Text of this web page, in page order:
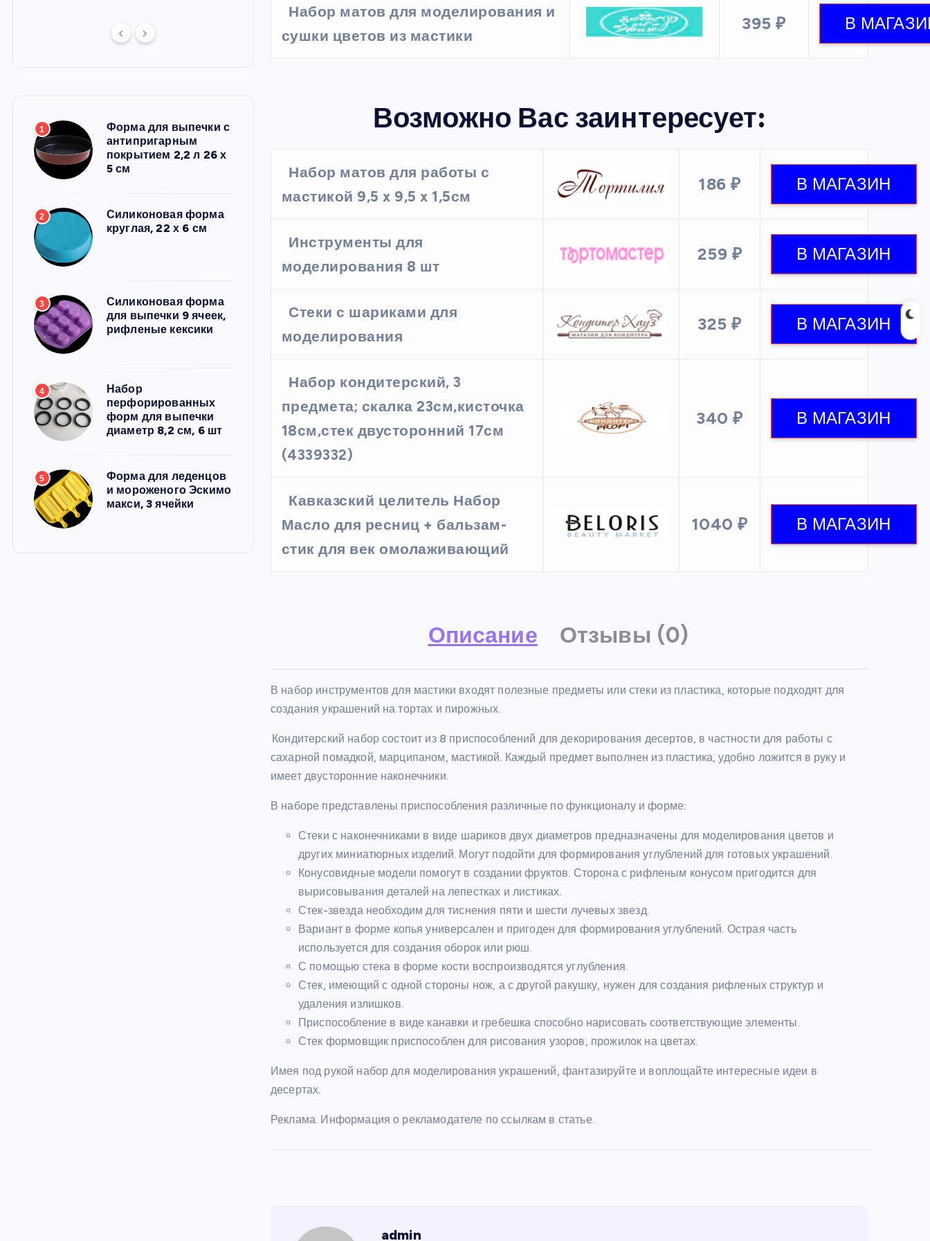
1
Форма для выпечки с
антипригарным
покрытием 2,2 л 26 х
5 см
2
Силиконовая форма
круглая, 22 х 6 см
3
Силиконовая форма
для выпечки 9 ячеек,
рифленые кексики
4
Набор
перфорированных
форм для выпечки
диаметр 8,2 см, 6 шт
5
Форма для леденцов
и мороженого Эскимо
макси, 3 ячейки
Набор матов для моделирования и
сушки цветов из мастики
395 ₽
Возможно Вас заинтересует:
Набор матов для работы с
мастикой 9,5 x 9,5 x 1,5см
186 ₽
Инструменты для
моделирования 8 шт
259 ₽
Стеки с шариками для
моделирования
325 ₽
Набор кондитерский, 3
предмета; скалка 23см,кисточка
18см,стек двусторонний 17см
(4339332)
340 ₽
Кавказский целитель Набор
Масло для ресниц + бальзам-
стик для век омолаживающий
1040 ₽
Описание Отзывы (0)
В набор инструментов для мастики входят полезные предметы или стеки из пластика, которые подходят для
создания украшений на тортах и пирожных.
Кондитерский набор состоит из 8 приспособлений для декорирования десертов, в частности для работы с
сахарной помадкой, марципаном, мастикой. Каждый предмет выполнен из пластика, удобно ложится в руку и
имеет двусторонние наконечники.
В наборе представлены приспособления различные по функционалу и форме:
Стеки с наконечниками в виде шариков двух диаметров предназначены для моделирования цветов и
других миниатюрных изделий. Могут подойти для формирования углублений для готовых украшений.
Конусовидные модели помогут в создании фруктов. Сторона с рифленым конусом пригодится для
вырисовывания деталей на лепестках и листиках.
Стек-звезда необходим для тиснения пяти и шести лучевых звезд.
Вариант в форме копья универсален и пригоден для формирования углублений. Острая часть
используется для создания оборок или рюш.
С помощью стека в форме кости воспроизводятся углубления.
Стек, имеющий с одной стороны нож, а с другой ракушку, нужен для создания рифленых структур и
удаления излишков.
Приспособление в виде канавки и гребешка способно нарисовать соответствующие элементы.
Стек формовщик приспособлен для рисования узоров, прожилок на цветах.
Имея под рукой набор для моделирования украшений, фантазируйте и воплощайте интересные идеи в
десертах.
Реклама. Информация о рекламодателе по ссылкам в статье.
admin